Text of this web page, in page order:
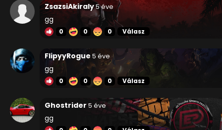
ZsazsiAkiraly5 éve
gg
0 0 0 Válasz
FlipyyRogue 5 éve
gg
0 0 0 Válasz
Ghostrider 5 éve
gg